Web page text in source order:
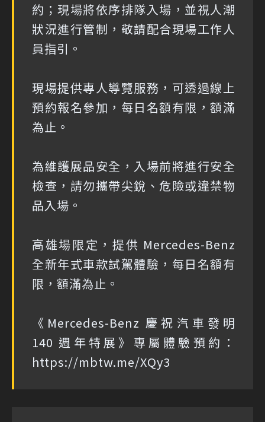
約；現場將依序排隊入場，並視人潮
狀況進行管制，敬請配合現場工作人
員指引。
現場提供專人導覽服務，可透過線上
預約報名參加，每日名額有限，額滿
為止。
為維護展品安全，入場前將進行安全
檢查，請勿攜帶尖銳、危險或違禁物
品入場。
高雄場限定，提供 Mercedes-Benz
全新年式車款試駕體驗，每日名額有
限，額滿為止。
《Mercedes-Benz 慶祝汽車發明
140 週年特展》專屬體驗預約：
https://mbtw.me/XQy3